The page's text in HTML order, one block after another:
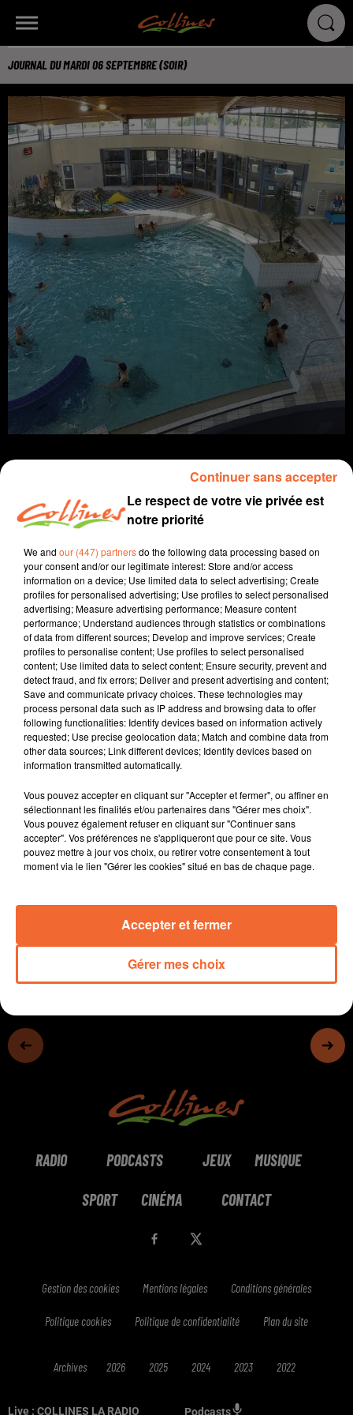
Live : COLLINES LA RADIO Podcasts
JOURNAL DU MARDI 06 SEPTEMBRE (SOIR)
info
6 septembre 2022 - 14 min 39 sec
JOURNAL DU MARDI 06 SEPTEMBRE (SOIR)
Fabien Gazeau
L'info près de chez vous
Présenté par Fabien Gazeau
- Les piscines de l'agglo2B font de nouveau parler
d'elles, en raison d'une pénurie de maîtres-nageurs
- Mauléon va faire l'acquisition du presbytère
- La collecte des dons en faveur de la collégiale du
château de Thouars connaît un réel succès
est rythmé par la rentrée scolaire avec des
réorganisations.
- Jean-Louis Suire exposera ses toiles à compter du 14
Sept. à Bocapole au profit de la ligue contre le cancer
RADIO PODCASTS JEUX MUSIQUE
SPORT CINÉMA CONTACT
Gestion des cookies Mentions légales Conditions générales
Politique cookies Politique de confidentialité Plan du site
Archives 2026 2025 2024 2023 2022
Le respect de votre vie privée est
notre priorité
We and our (447) partnersdo the following data processing based on
your consent and/or our legitimate interest: Store and/or access
information on a device; Use limited data to select advertising; Create
profiles for personalised advertising; Use profiles to select personalised
advertising; Measure advertising performance; Measure content
performance; Understand audiences through statistics or combinations
of data from different sources; Develop and improve services; Create
profiles to personalise content; Use profiles to select personalised
content; Use limited data to select content; Ensure security, prevent and
detect fraud, and fix errors; Deliver and present advertising and content;
Save and communicate privacy choices. These technologies may
process personal data such as IP address and browsing data to offer
following functionalities: Identify devices based on information actively
requested; Use precise geolocation data; Match and combine data from
other data sources; Link different devices; Identify devices based on
information transmitted automatically.
Vous pouvez accepter en cliquant sur "Accepter et fermer", ou affiner en
sélectionnant les finalités et/ou partenaires dans "Gérer mes choix".
Vous pouvez également refuser en cliquant sur "Continuer sans
accepter". Vos préférences ne s'appliqueront que pour ce site. Vous
pouvez mettre à jour vos choix, ou retirer votre consentement à tout
moment via le lien "Gérer les cookies" situé en bas de chaque page.
Gérer mes choix
Accepter et fermer
Continuer sans accepter